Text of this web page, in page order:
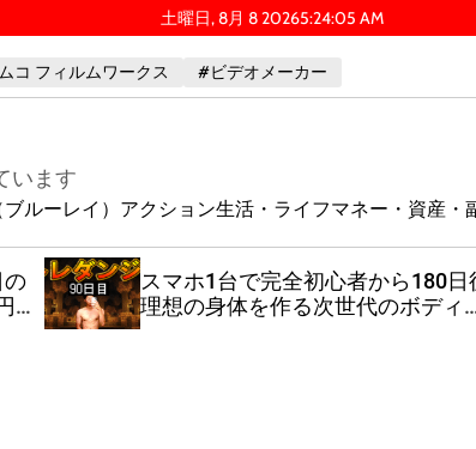
土曜日, 8月 8 20265:24:06 AM
コ フィルムワークス #ビデオメーカー
います
ルーレイ） アクション生活・ライフマネー・資産・
の
スマホ1台で完全初心者から180日
理想の身体を作る次世代のボディ